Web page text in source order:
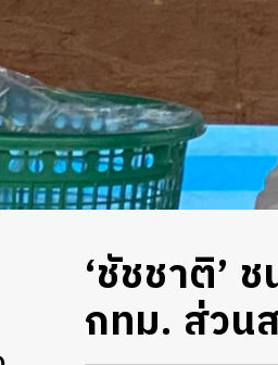
‘ชัชชาติ’
กทม. ส่วน